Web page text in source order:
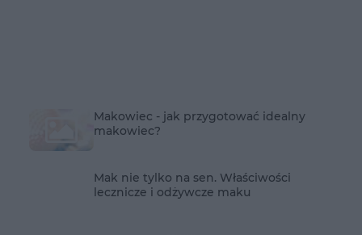
Makowiec - jak przygotować idealny
makowiec?
Mak nie tylko na sen. Właściwości
lecznicze i odżywcze maku